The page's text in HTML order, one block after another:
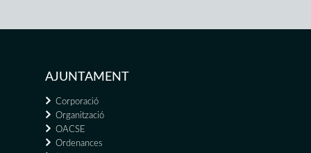
AJUNTAMENT
Corporació
Organització
OACSE
Ordenances